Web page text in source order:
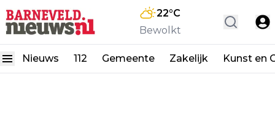
22°C
Bewolkt
Nieuws 112 Gemeente Zakelijk Kunst en